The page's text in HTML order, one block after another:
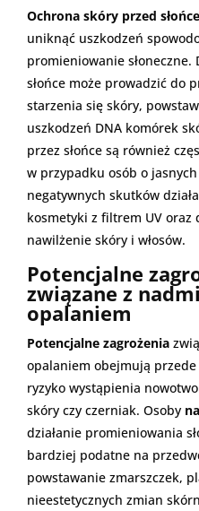
Ochrona skóry przed
uniknąć uszkodzeń
promieniowanie słoneczne.
słońce może prowadzić do
starzenia się skóry,
uszkodzeń DNA komórek
przez słońce są również
w przypadku osób o
negatywnych skutków
kosmetyki z filtrem UV oraz
nawilżenie skóry i włosów.
Potencjalne
związane z
opalaniem
Potencjalne zagrożenia
opalaniem obejmują
ryzyko wystąpienia
skóry czy czerniak. Osoby
działanie promieniowania
bardziej podatne na
powstawanie zmarszczek,
nieestetycznych zmian